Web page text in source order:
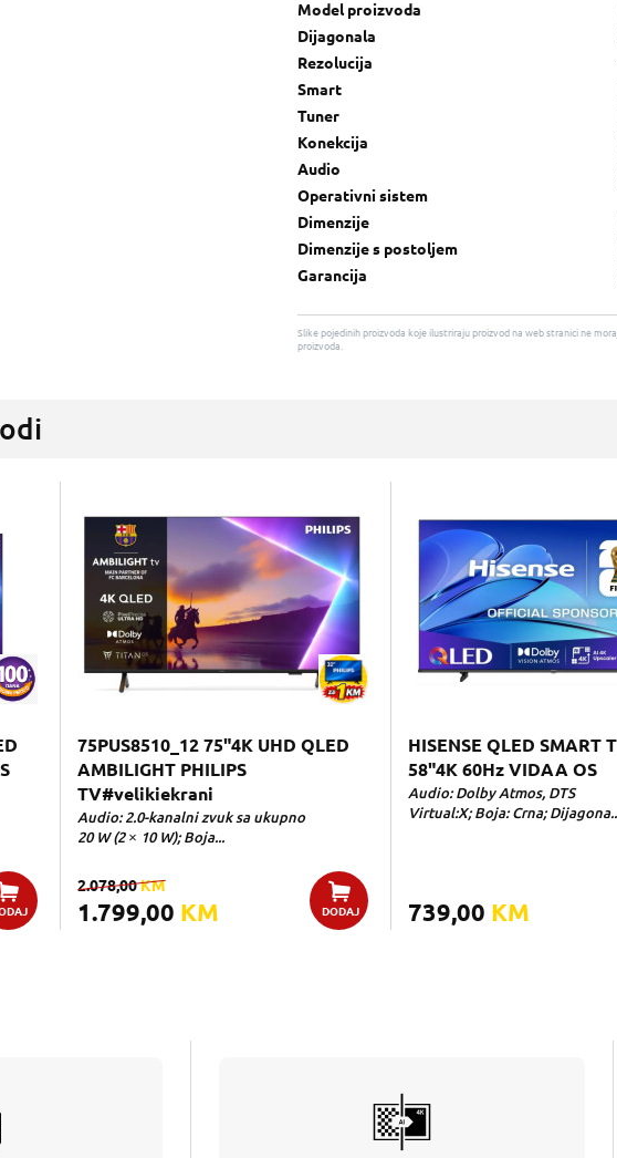
Model proizvoda
Dijagonala
Rezolucija
Smart
Tuner
Konekcija
Audio
Operativni sistem
Dimenzije
Dimenzije s postoljem
Garancija
Slike pojedinih proizvoda koje ilustriraju proizvod na web stranici ne
proizvoda.
75PUS8510_12 75"4K UHD QLED
AMBILIGHT PHILIPS
TV#velikiekrani
Audio: 2.0-kanalni zvuk sa ukupno
20 W (2 × 10 W); Boja...
1.799,00 KM
2.078,00KM
DODAJ
HISENSE QLED SMART
58"4K 60Hz VIDAA OS
Audio: Dolby Atmos, DTS
Virtual:X; Boja: Crna;
739,00 KM